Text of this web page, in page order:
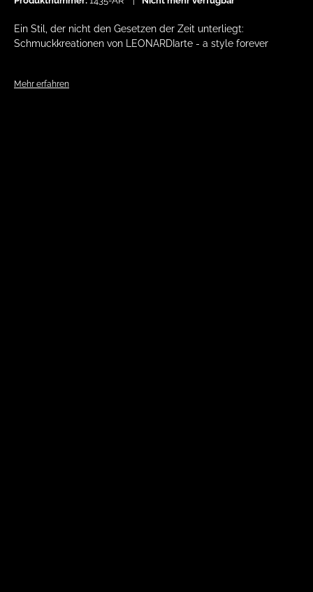
Ein Stil, der nicht den Gesetzen der Zeit unterliegt:
Schmuckkreationen von LEONARDIarte - a style forever
Mehr erfahren